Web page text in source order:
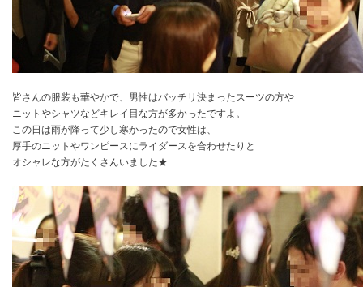
皆さんの服装も華やかで、男性はバッチリ決まったスーツの方や
ニットやシャツなどキレイ目な方が多かったですよ。
この日は雨が降って少し寒かったので女性は、
厚手のニットやワンピースにライダースを合わせたりと
オシャレな方がたくさんいました★